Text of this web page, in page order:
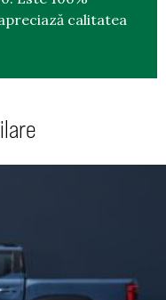
calitatea